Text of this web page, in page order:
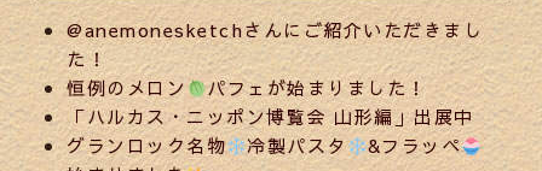
@anemonesketchさんにご紹介いただきまし
た！
恒例のメロン
パフェが始まりました！
「ハルカス・ニッポン博覧会 山形編」出展中
グランロック名物
冷製パスタ
&フラッペ